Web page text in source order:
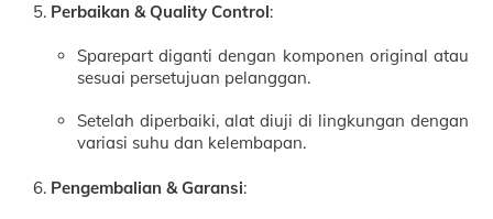
Perbaikan & Quality Control:
Sparepart diganti dengan komponen original atau
sesuai persetujuan pelanggan.
Setelah diperbaiki, alat diuji di lingkungan dengan
variasi suhu dan kelembapan.
Pengembalian & Garansi: